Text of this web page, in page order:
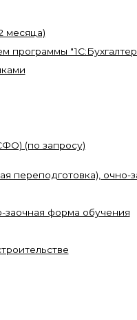
месяца)
программы
(по запросу)
переподготовка),
заочная форма обучения